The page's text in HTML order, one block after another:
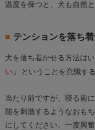
温度を保つと、犬も自然
テンションを落ち
犬を落ち着かせる方法は
い」 ということを意識す
当たり前ですが、寝る前
能を刺激するようなおも
にしてください。一度興